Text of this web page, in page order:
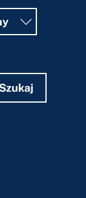
Szukaj